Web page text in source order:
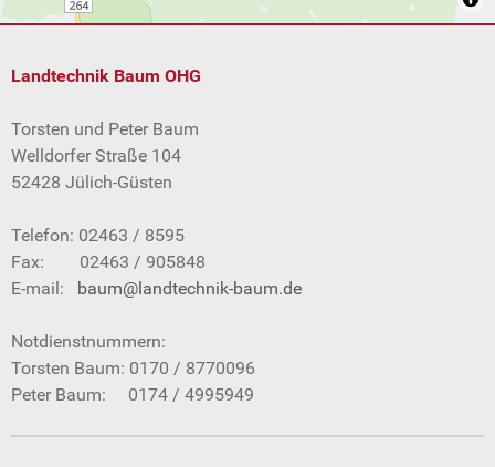
Landtechnik Baum OHG
Torsten und Peter Baum
Welldorfer Straße 104
52428 Jülich-Güsten
Telefon: 02463 / 8595
Fax: 02463 / 905848
E-mail: baum@landtechnik-baum.de
Notdienstnummern:
Torsten Baum: 0170 / 8770096
Peter Baum: 0174 / 4995949